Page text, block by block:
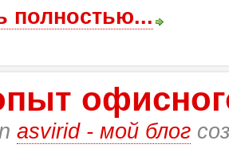
полностью...
asvirid - мой блог